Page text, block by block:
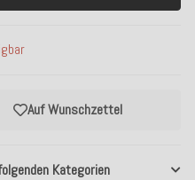
Kategorien
Auf Wunschzettel